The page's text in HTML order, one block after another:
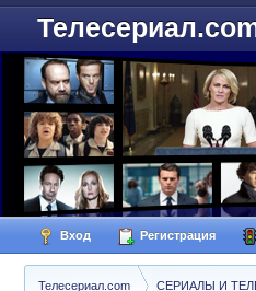
Вход Регистрация
Телесериал.com СЕРИАЛЫ И